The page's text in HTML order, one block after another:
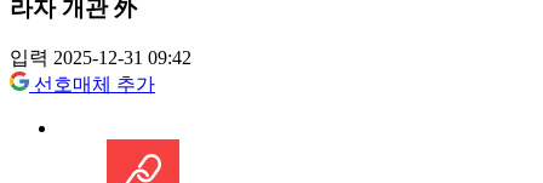
라자 개관 外
입력 2025-12-31 09:42
선호매체 추가